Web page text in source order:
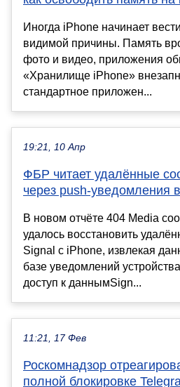
Иногда iPhone начинает
видимой причины. Память
фото и видео, приложения
«Хранилище iPhone»
стандартное приложен...
19:21, 10 Апр
ФБР читает удалённые
через push-уведомления
В новом отчёте 404 Media
удалось восстановить
Signal с iPhone, извлекая
базе уведомлений
доступ к даннымSign...
11:21, 17 Фев
Роскомнадзор
полной блокировке